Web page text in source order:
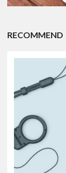
RECOMMEND